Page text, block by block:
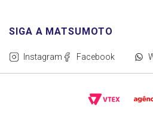
Instagram Facebook